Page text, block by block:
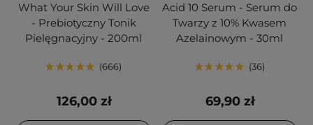
What Your Skin Will Love
- Prebiotyczny Tonik
Pielęgnacyjny - 200ml
666
126,00 zł
Acid 10 Serum - Serum do
Twarzy z 10% Kwasem
Azelainowym - 30ml
36
69,90 zł